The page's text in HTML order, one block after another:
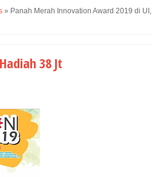
» Panah Merah Innovation Award 2019 di UI,
38 Jt